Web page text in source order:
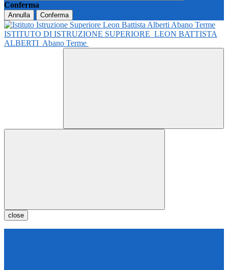
Conferma
Annulla Conferma
ISTITUTO DI ISTRUZIONE SUPERIORE LEON BATTISTA
ALBERTI Abano Terme
close